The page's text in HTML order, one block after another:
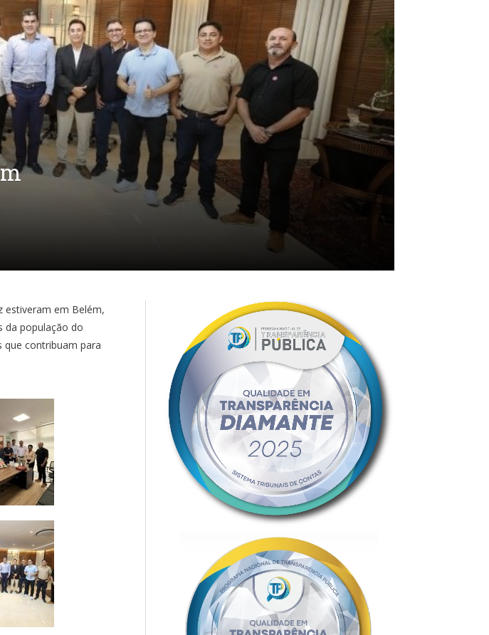
estiveram em Belém,
da população do
contribuam para